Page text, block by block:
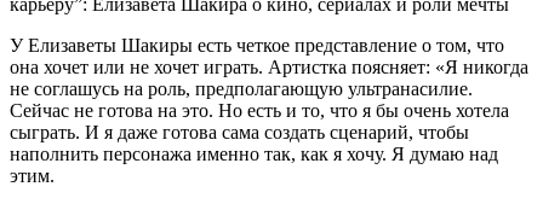
У Елизаветы Шакиры есть четкое представление о том, что
она хочет или не хочет играть. Артистка поясняет: «Я никогда
не соглашусь на роль, предполагающую ультранасилие.
Сейчас не готова на это. Но есть и то, что я бы очень хотела
сыграть. И я даже готова сама создать сценарий, чтобы
наполнить персонажа именно так, как я хочу. Я думаю над
этим.